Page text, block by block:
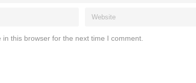
this browser for the next time I comment.